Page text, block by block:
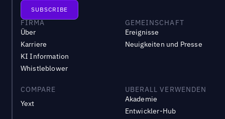
FIRMA
Über
Karriere
KI Information
Whistleblower
GEMEINSCHAFT
Ereignisse
Neuigkeiten und Presse
COMPARE
Yext
UBERALL VERWENDEN
Akademie
Entwickler-Hub